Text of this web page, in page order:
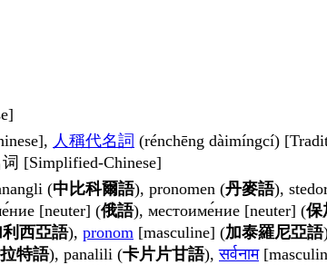
人稱代名詞 (rénchēng dàimíngcí)
[Simplified-Chinese]
(中比科爾語), pronomen (丹麥語),
[neuter] (俄語), местоиме́ние [neuter] (保
利西亞語), pronom [masculine] (加泰羅尼亞語
特語), panalili (卡片片甘語),सर्वनाम